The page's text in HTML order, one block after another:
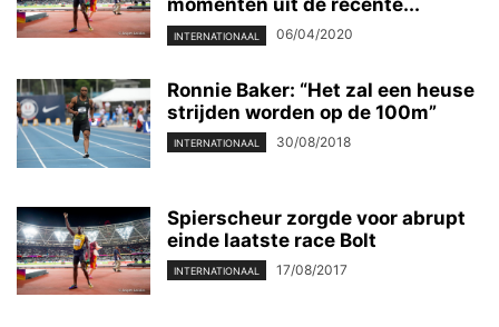
momenten uit de recente...
INTERNATIONAAL 06/04/2020
Ronnie Baker: “Het zal een heuse
strijden worden op de 100m”
INTERNATIONAAL 30/08/2018
Spierscheur zorgde voor abrupt
einde laatste race Bolt
INTERNATIONAAL 17/08/2017